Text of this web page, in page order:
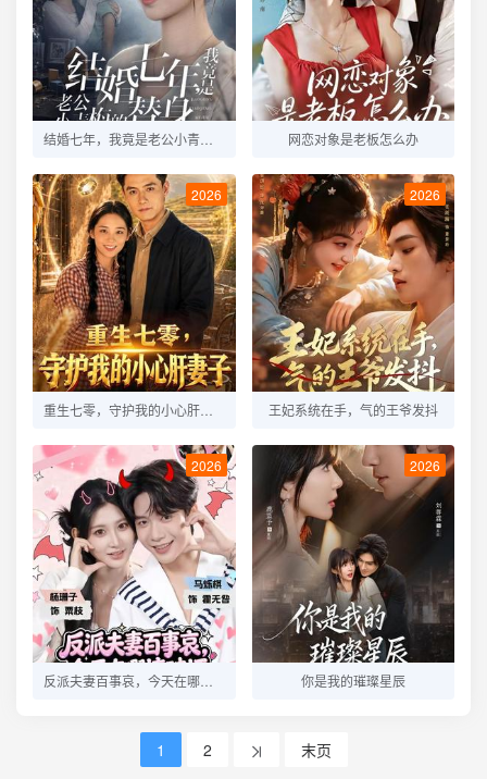
网恋对象是老板怎么办
2026 2026
王妃系统在手，气的王爷发抖
2026 2026
你是我的璀璨星辰
1 2 末页